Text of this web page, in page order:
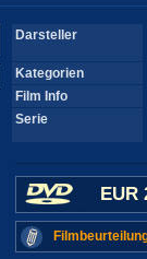
Darsteller
Kategorien
Film Info
Serie
EUR